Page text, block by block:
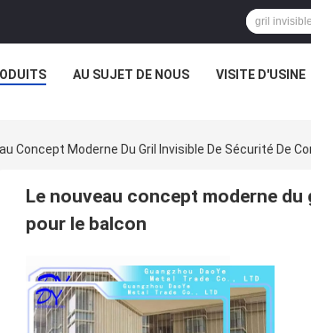
AU SUJET DE NOUS VISITE D'USINE
Concept Moderne Du Gril Invisible De Sécurité De
Le nouveau concept moderne
pour le balcon